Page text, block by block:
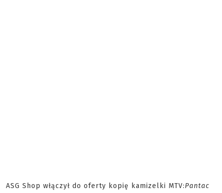
ASG Shop włączył do oferty kopię kamizelki MTV:Pantac